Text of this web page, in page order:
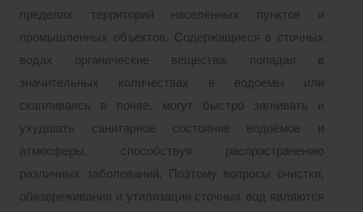
пределах территорий населённых пунктов и
промышленных объектов. Содержащиеся в сточных
водах органические вещества, попадая в
значительных количествах в водоёмы или
скапливаясь в почве, могут быстро загнивать и
ухудшать санитарное состояние водоёмов и
атмосферы, способствуя распространению
различных заболеваний. Поэтому вопросы очистки,
обезвреживания и утилизации сточных вод являются